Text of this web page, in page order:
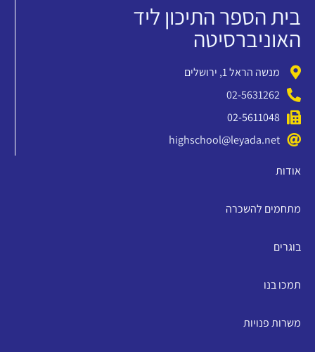
בית הספר התיכון ליד
האוניברסיטה
מנשה הראל 1, ירושלים
02-5631262
02-5611048
highschool@leyada.net
אודות
מתחמים להשכרה
בוגרים
תמכו בנו
משרות פנויות